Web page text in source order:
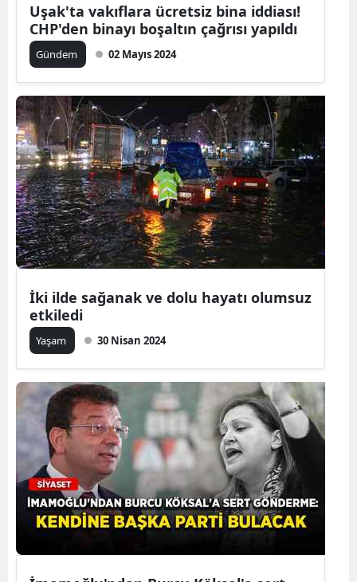
Karabük
Osmaniye
Düzce
Uşak'ta vakıflara ücretsiz bina iddiası!
CHP'den binayı boşaltın çağrısı yapıldı
Gündem 02 Mayıs 2024
İki ilde sağanak ve dolu hayatı olumsuz
etkiledi
Yaşam 30 Nisan 2024